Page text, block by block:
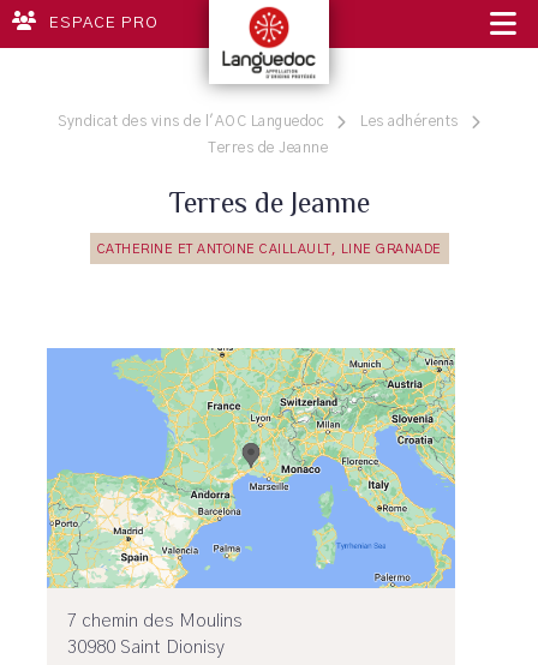
ESPACE PRO
Syndicat des vins de l'AOC Languedoc
Les adhérents
Terres de Jeanne
Terres de Jeanne
CATHERINE ET ANTOINE CAILLAULT, LINE GRANADE
7 chemin des Moulins
30980 Saint Dionisy